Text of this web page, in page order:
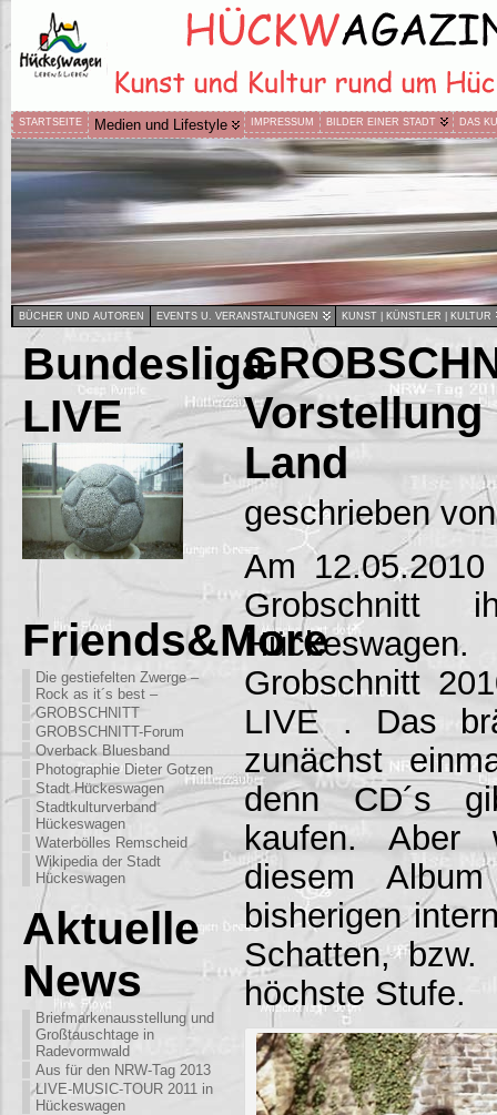
STARTSEITE Medien und Lifestyle IMPRESSUM BILDER EINER STADT DAS
BÜCHER UND AUTOREN EVENTS U. VERANSTALTUNGEN KUNST | KÜNSTLER | KULTUR
Bundesliga
LIVE
Friends&More
Die gestiefelten Zwerge –
Rock as it´s best –
GROBSCHNITT
GROBSCHNITT-Forum
Overback Bluesband
Photographie Dieter Gotzen
Stadt Hückeswagen
Stadtkulturverband
Hückeswagen
Waterbölles Remscheid
Wikipedia der Stadt
Hückeswagen
Aktuelle
News
Briefmarkenausstellung und
Großtauschtage in
Radevormwald
Aus für den NRW-Tag 2013
LIVE-MUSIC-TOUR 2011 in
Hückeswagen
Vorstellung
Land
geschrieben
Am
Grobschnitt
LIVE . Das
zunächst
denn CD´s
kaufen. Aber
diesem
bisherigen
Schatten,
höchste Stufe.